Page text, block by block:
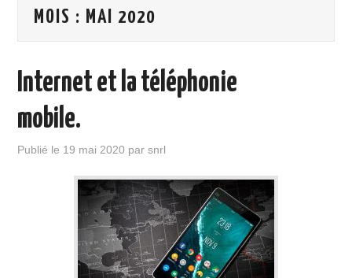
SMARTPHONES
TÉLÉPHONIE
MOIS : MAI 2020
Internet et la téléphonie
mobile.
Publié le 19 mai 2020 parsnrl